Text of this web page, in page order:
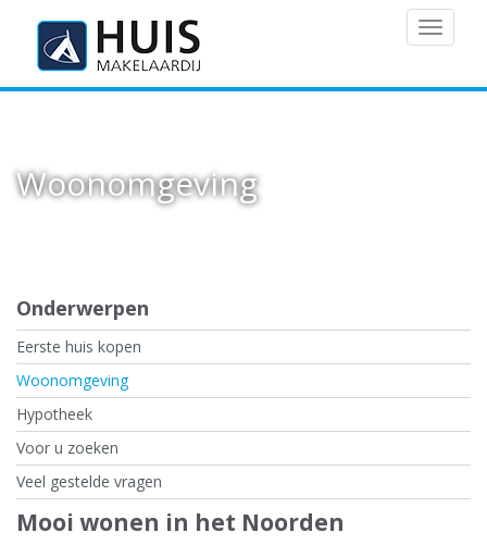
MENU
Woonomgeving
Onderwerpen
Eerste huis kopen
Woonomgeving
Hypotheek
Voor u zoeken
Veel gestelde vragen
Mooi wonen in het Noorden